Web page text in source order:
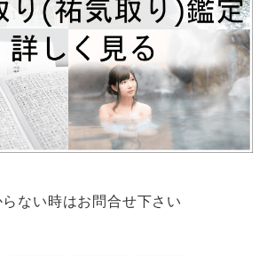
ない時はお問合せ下さい